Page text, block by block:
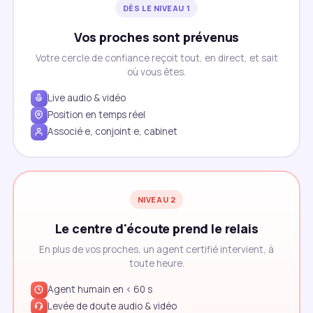
DÈS LE NIVEAU 1
Vos proches sont prévenus
Votre cercle de confiance reçoit tout, en direct, et sait
où vous êtes.
Live audio & vidéo
Position en temps réel
Associé·e, conjoint·e, cabinet
NIVEAU 2
Le centre d'écoute prend le relais
En plus de vos proches, un agent certifié intervient, à
toute heure.
Agent humain en < 60 s
Levée de doute audio & vidéo